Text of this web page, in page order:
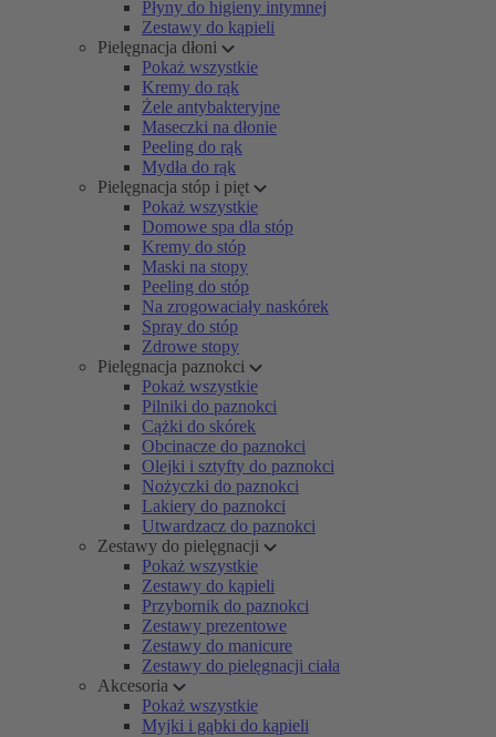
Płyny do higieny intymnej
Zestawy do kąpieli
Pielęgnacja dłoni
Pokaż wszystkie
Kremy do rąk
Żele antybakteryjne
Maseczki na dłonie
Peeling do rąk
Mydła do rąk
Pielęgnacja stóp i pięt
Pokaż wszystkie
Domowe spa dla stóp
Kremy do stóp
Maski na stopy
Peeling do stóp
Na zrogowaciały naskórek
Spray do stóp
Zdrowe stopy
Pielęgnacja paznokci
Pokaż wszystkie
Pilniki do paznokci
Cążki do skórek
Obcinacze do paznokci
Olejki i sztyfty do paznokci
Nożyczki do paznokci
Lakiery do paznokci
Utwardzacz do paznokci
Zestawy do pielęgnacji
Pokaż wszystkie
Zestawy do kąpieli
Przybornik do paznokci
Zestawy prezentowe
Zestawy do manicure
Zestawy do pielęgnacji ciała
Akcesoria
Pokaż wszystkie
Myjki i gąbki do kąpieli